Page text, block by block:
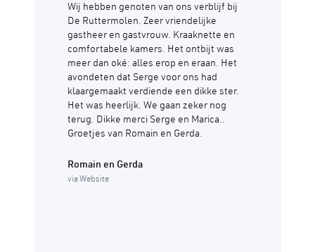
Wij hebben genoten van ons verblijf bij
De Ruttermolen. Zeer vriendelijke
gastheer en gastvrouw. Kraaknette en
comfortabele kamers. Het ontbijt was
meer dan oké: alles erop en eraan. Het
avondeten dat Serge voor ons had
klaargemaakt verdiende een dikke ster.
Het was heerlijk. We gaan zeker nog
terug. Dikke merci Serge en Marica..
Groetjes van Romain en Gerda.
Romain en Gerda
via Website